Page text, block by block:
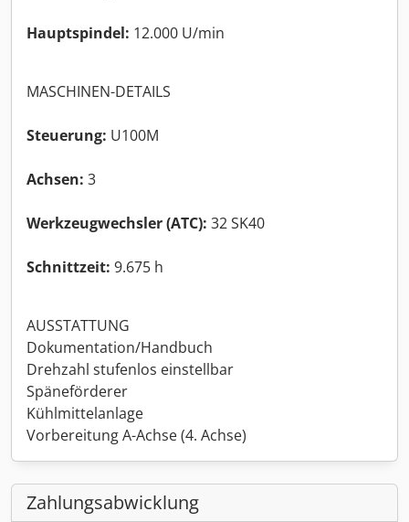
Hauptspindel: 12.000 U/min
MASCHINEN-DETAILS
Steuerung: U100M
Achsen: 3
Werkzeugwechsler (ATC): 32 SK40
Schnittzeit: 9.675 h
AUSSTATTUNG
Dokumentation/Handbuch
Drehzahl stufenlos einstellbar
Späneförderer
Kühlmittelanlage
Vorbereitung A-Achse (4. Achse)
Zahlungsabwicklung